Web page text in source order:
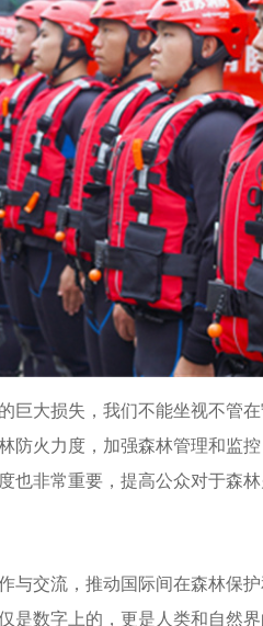
巨大损失，我们不能坐视不管
防火力度，加强森林管理和监
也非常重要，提高公众对于森
与交流，推动国际间在森林保
是数字上的，更是人类和自然